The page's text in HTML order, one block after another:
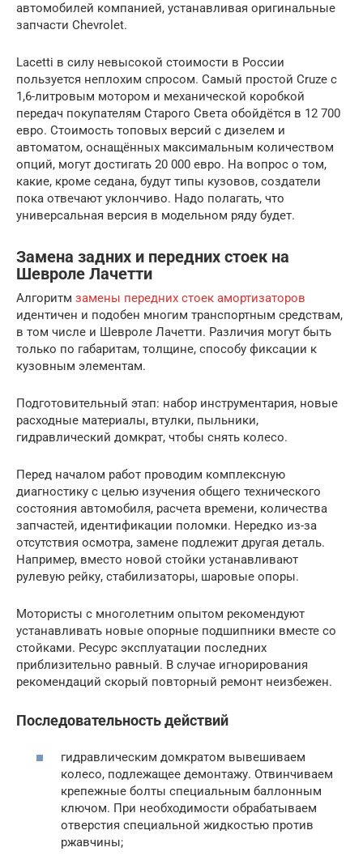
автомобилей компанией, устанавливая оригинальные
запчасти Chevrolet.
Lacetti в силу невысокой стоимости в России
пользуется неплохим спросом. Самый простой Cruze с
1,6-литровым мотором и механической коробкой
передач покупателям Старого Света обойдётся в 12 700
евро. Стоимость топовых версий с дизелем и
автоматом, оснащённых максимальным количеством
опций, могут достигать 20 000 евро. На вопрос о том,
какие, кроме седана, будут типы кузовов, создатели
пока отвечают уклончиво. Надо полагать, что
универсальная версия в модельном ряду будет.
Замена задних и передних стоек на
Шевроле Лачетти
Алгоритм замены передних стоек амортизаторов
идентичен и подобен многим транспортным средствам,
в том числе и Шевроле Лачетти. Различия могут быть
только по габаритам, толщине, способу фиксации к
кузовным элементам.
Подготовительный этап: набор инструментария, новые
расходные материалы, втулки, пыльники,
гидравлический домкрат, чтобы снять колесо.
Перед началом работ проводим комплексную
диагностику с целью изучения общего технического
состояния автомобиля, расчета времени, количества
запчастей, идентификации поломки. Нередко из-за
отсутствия осмотра, замене подлежит другая деталь.
Например, вместо новой стойки устанавливают
рулевую рейку, стабилизаторы, шаровые опоры.
Мотористы с многолетним опытом рекомендуют
устанавливать новые опорные подшипники вместе со
стойками. Ресурс эксплуатации последних
приблизительно равный. В случае игнорирования
рекомендаций скорый повторный ремонт неизбежен.
Последовательность действий
гидравлическим домкратом вывешиваем
колесо, подлежащее демонтажу. Отвинчиваем
крепежные болты специальным баллонным
ключом. При необходимости обрабатываем
отверстия специальной жидкостью против
ржавчины;